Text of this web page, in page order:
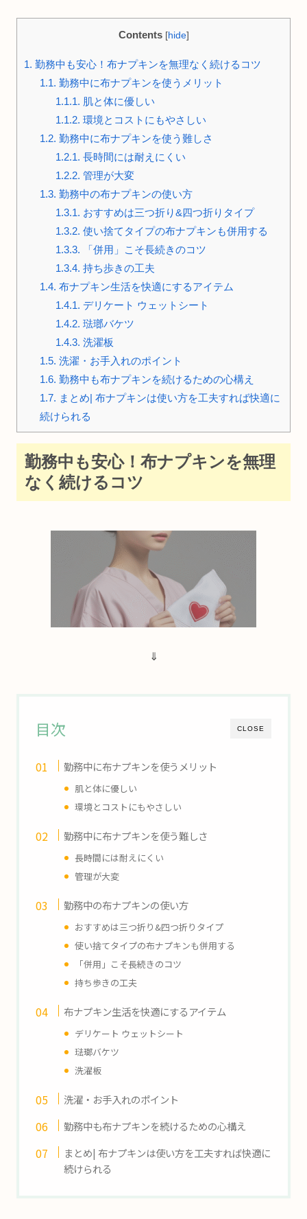
Contents [hide]
1. 勤務中も安心！布ナプキンを無理なく続けるコツ
1.1. 勤務中に布ナプキンを使うメリット
1.1.1. 肌と体に優しい
1.1.2. 環境とコストにもやさしい
1.2. 勤務中に布ナプキンを使う難しさ
1.2.1. 長時間には耐えにくい
1.2.2. 管理が大変
1.3. 勤務中の布ナプキンの使い方
1.3.1. おすすめは三つ折り&四つ折りタイプ
1.3.2. 使い捨てタイプの布ナプキンも併用する
1.3.3. 「併用」こそ長続きのコツ
1.3.4. 持ち歩きの工夫
1.4. 布ナプキン生活を快適にするアイテム
1.4.1. デリケート ウェットシート
1.4.2. 琺瑯バケツ
1.4.3. 洗濯板
1.5. 洗濯・お手入れのポイント
1.6. 勤務中も布ナプキンを続けるための心構え
1.7. まとめ| 布ナプキンは使い方を工夫すれば快適に
続けられる
勤務中も安心！布ナプキンを無理
なく続けるコツ
⇓
CLOSE
目次
勤務中に布ナプキンを使うメリット
肌と体に優しい
環境とコストにもやさしい
勤務中に布ナプキンを使う難しさ
長時間には耐えにくい
管理が大変
勤務中の布ナプキンの使い方
おすすめは三つ折り&四つ折りタイプ
使い捨てタイプの布ナプキンも併用する
「併用」こそ長続きのコツ
持ち歩きの工夫
布ナプキン生活を快適にするアイテム
デリケート ウェットシート
琺瑯バケツ
洗濯板
洗濯・お手入れのポイント
勤務中も布ナプキンを続けるための心構え
まとめ|布ナプキンは使い方を工夫すれば快適に
続けられる